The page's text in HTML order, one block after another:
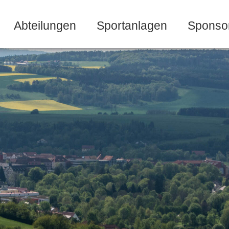
Abteilungen Sportanlagen